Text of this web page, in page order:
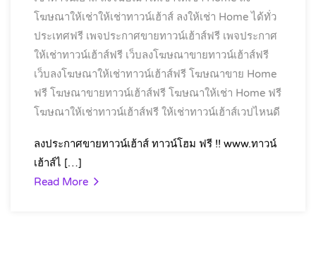
โฆษณาให้เช่าให้เช่าทาวน์เฮ้าส์ ลงให้เช่า Home ได้ทั่ว
ประเทศฟรี เพจประกาศขายทาวน์เฮ้าส์ฟรี เพจประกาศ
ให้เช่าทาวน์เฮ้าส์ฟรี เว็บลงโฆษณาขายทาวน์เฮ้าส์ฟรี
เว็บลงโฆษณาให้เช่าทาวน์เฮ้าส์ฟรี โฆษณาขาย Home
ฟรี โฆษณาขายทาวน์เฮ้าส์ฟรี โฆษณาให้เช่า Home ฟรี
โฆษณาให้เช่าทาวน์เฮ้าส์ฟรี ให้เช่าทาวน์เฮ้าส์เวปไหนดี
ลงประกาศขายทาวน์เฮ้าส์ ทาวน์โฮม ฟรี !! www.ทาวน์
เฮ้าส์ไ […]
Read More